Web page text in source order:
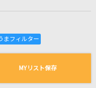
る曲の一覧
MYリスト保存